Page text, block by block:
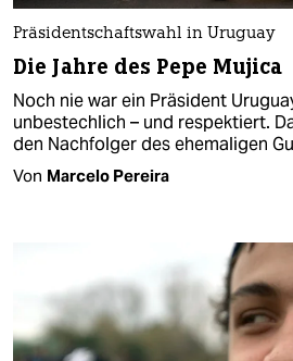
Präsidentschaftswahl in Uruguay
Die Jahre des Pepe Mujica
Noch nie war ein Präsident
unbestechlich – und respektiert.
den Nachfolger des ehemaligen
Von Marcelo Pereira